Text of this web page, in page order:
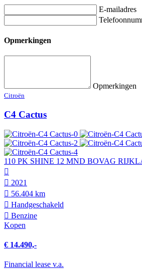
E-mailadres
Opmerkingen
Opmerkingen
Citroën
C4 Cactus
110 PK SHINE 12 MND BOVAG
2021
56.404 km
Hand­geschakeld
Benzine
Kopen
€ 14.490,-
Financial lease v.a.